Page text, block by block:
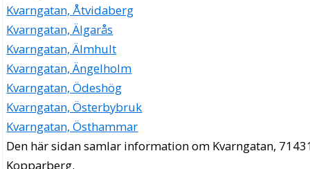
Kvarngatan, Åtvidaberg
Kvarngatan, Älgarås
Kvarngatan, Älmhult
Kvarngatan, Ängelholm
Kvarngatan, Ödeshög
Kvarngatan, Österbybruk
Kvarngatan, Östhammar
Den här sidan samlar information om Kvarngatan,
Kopparberg.